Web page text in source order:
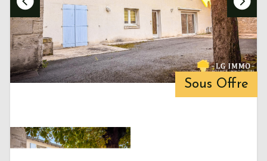
Sous Offre